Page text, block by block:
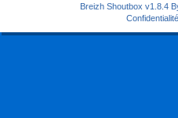
Breizh Shoutbox v1.8.4
Confidentialité